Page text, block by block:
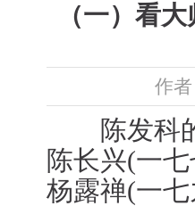
（一）看
作
陈发科的
陈长兴(一
杨露禅(一